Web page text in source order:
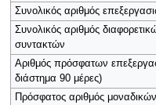
Συνολικός αριθμός
Συνολικός αριθμός
συντακτών
Αριθμός πρόσφατων
διάστημα 90 μέρες)
Πρόσφατος αριθμός